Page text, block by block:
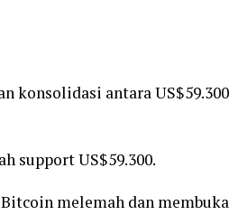
konsolidasi antara US$59.300
support US$59.300.
melemah dan membuka